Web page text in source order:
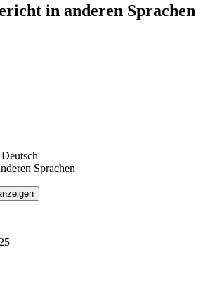
in anderen Sprachen
Sprachen